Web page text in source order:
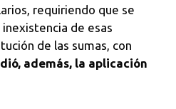
requiriendo que se
de esas
de las sumas, con
además, la aplicación